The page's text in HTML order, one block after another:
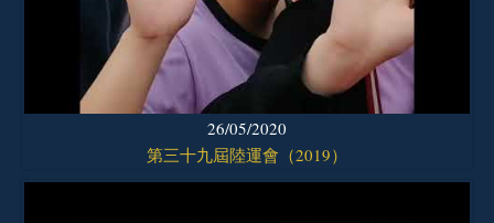
26/05/2020
第三十九屆陸運會（2019）